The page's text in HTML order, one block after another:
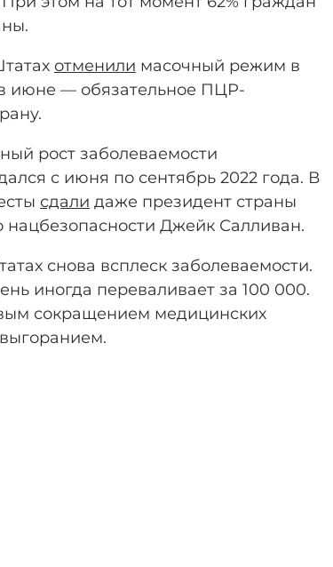
отменили масочный режим в
июне — обязательное ПЦР-
рост заболеваемости
с июня по сентябрь 2022 года. В
сдали даже президент страны
Джейк Салливан.
снова всплеск заболеваемости.
иногда переваливает за 100 000.
сокращением медицинских